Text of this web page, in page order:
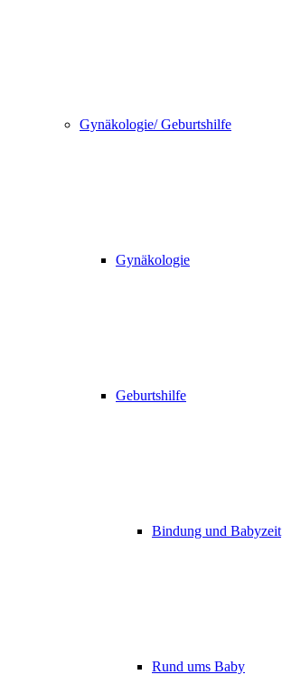
Gynäkologie/ Geburtshilfe
Gynäkologie
Geburtshilfe
Bindung und Babyzeit
Rund ums Baby